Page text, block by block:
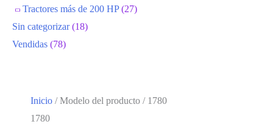
Tractores más de 200 HP (27)
Sin categorizar (18)
Vendidas (78)
Inicio / Modelo del producto / 1780
1780